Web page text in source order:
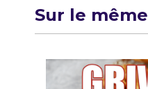
Sur le